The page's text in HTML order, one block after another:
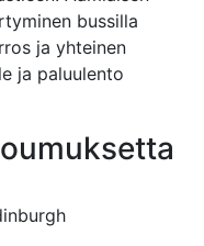
bussilla
ja yhteinen
ja paluulento